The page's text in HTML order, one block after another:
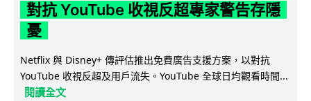
對抗 YouTube 收視反超專家警告存隱
憂
Netflix 與 Disney+ 傳評估推出免費廣告支援方案，以對抗
YouTube 收視反超及用戶流失。YouTube 全球日均觀看時間...
閱讀全文